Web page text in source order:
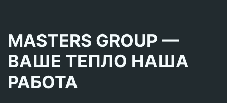
MASTERS GROUP —
ВАШЕ ТЕПЛО НАША
РАБОТА